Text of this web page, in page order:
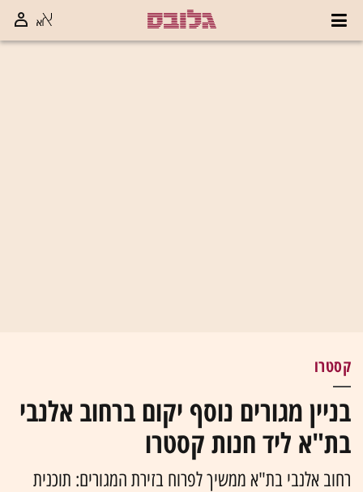
קסטרו
בניין מגורים נוסף יקום ברחוב אלנבי
בת"א ליד חנות קסטרו
רחוב אלנבי בת"א ממשיך לפרוח בזירת המגורים: תוכנית